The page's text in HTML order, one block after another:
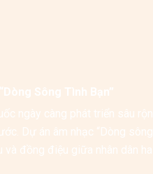
Sông Tình Bạn”
ngày càng phát triển sâu
Dự án âm nhạc “Dòng
đồng điệu giữa nhân dân